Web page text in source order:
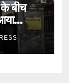
के बीच